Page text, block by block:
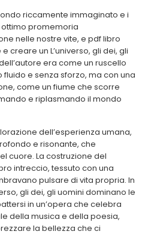
riccamente immaginato e i
promemoria
nelle nostre vite, e pdf libro
creare un L’universo, gli dei, gli
era come un ruscello
e senza sforzo, ma con una
come un fiume che scorre
e riplasmando il mondo
dell’esperienza umana,
e risonante, che
cuore. La costruzione del
intreccio, tessuto con una
pulsare di vita propria. In
gli dei, gli uomini dominano le
in un’opera che celebra
della musica e della poesia,
la bellezza che ci